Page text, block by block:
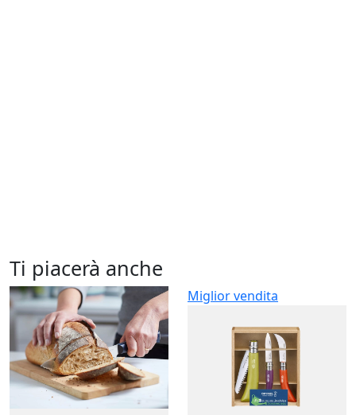
Ti piacerà anche
Miglior vendita